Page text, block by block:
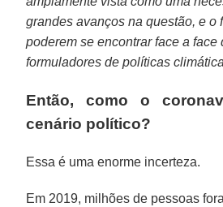
grandes avanços na questão, e o
poderem se encontrar face a face
formuladores de políticas
Então, como o
cenário político?
Essa é uma enorme incerteza.
Em 2019, milhões de pessoas